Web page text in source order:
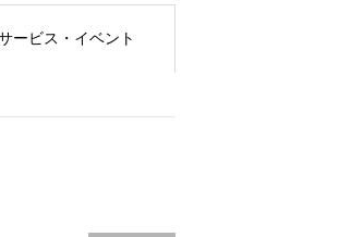
ービス・イベント